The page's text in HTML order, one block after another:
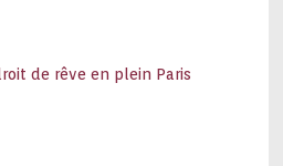
de rêve en plein Paris